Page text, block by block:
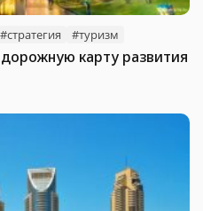
#стратегия #туризм
карту развития